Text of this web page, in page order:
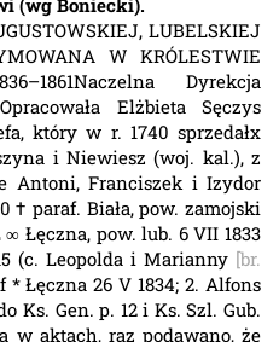
(wg Boniecki).
LUBELSKIEJ
W KRÓLESTWIE
Dyrekcja
Elżbieta Sęczys
który w r. 1740 sprzedałx
i Niewiesz (woj. kal.), z
Antoni, Franciszek i Izydor
† paraf. Biała, pow. zamojski
Łęczna, pow. lub. 6 VII 1833
(c. Leopolda i Marianny [br.
* Łęczna 26 V 1834; 2. Alfons
Ks. Gen. p. 12 i Ks. Szl. Gub.
w aktach, raz podawano, że